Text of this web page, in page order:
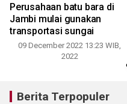
Perusahaan batu bara di
Jambi mulai gunakan
transportasi sungai
09 December 2022 13:23 WIB,
2022
Berita Terpopuler